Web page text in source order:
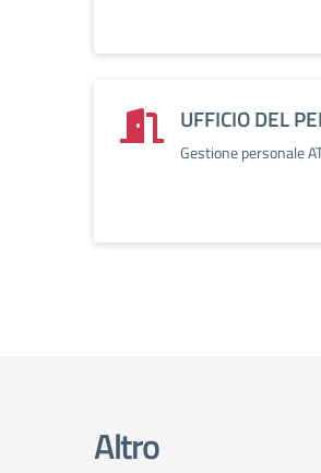
UFFICIO DEL
Gestione personale
Altro